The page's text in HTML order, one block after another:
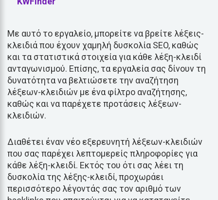
Με αυτό το εργαλείο, μπορείτε να βρείτε λέξεις-
κλειδιά που έχουν χαμηλή δυσκολία SEO, καθώς
και τα στατιστικά στοιχεία για κάθε λέξη-κλειδί
ανταγωνισμού. Επίσης, τα εργαλεία σας δίνουν τη
δυνατότητα να βελτιώσετε την αναζήτηση
λέξεων-κλειδιών με ένα φίλτρο αναζήτησης,
καθώς και να παρέχετε προτάσεις λέξεων-
κλειδιών.
Διαθέτει έναν νέο εξερευνητή λέξεων-κλειδιών
που σας παρέχει λεπτομερείς πληροφορίες για
κάθε λέξη-κλειδί. Εκτός του ότι σας λέει τη
δυσκολία της λέξης-κλειδί, προχωράει
περισσότερο λέγοντάς σας τον αριθμό των